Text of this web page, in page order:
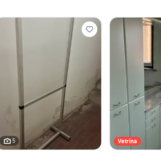
5 Vetrina